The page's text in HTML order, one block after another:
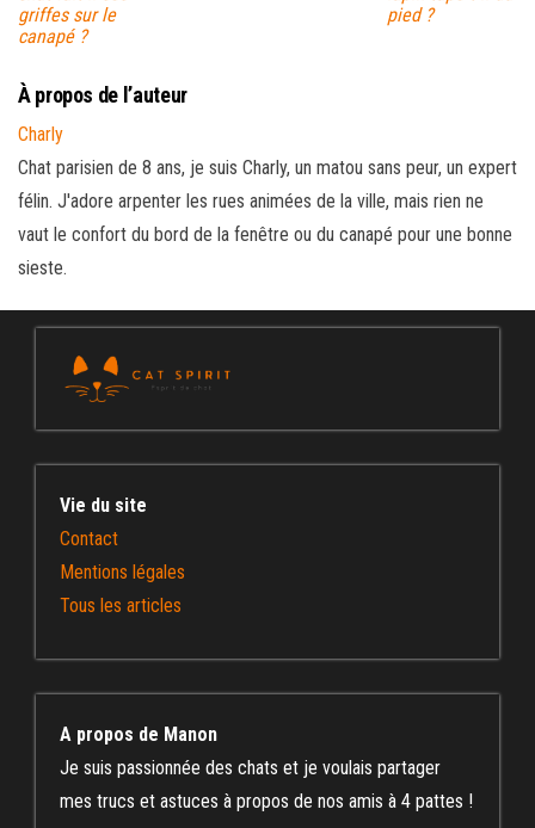
griffes sur le
canapé ?
pied ?
À propos de l’auteur
Charly
Chat parisien de 8 ans, je suis Charly, un matou sans peur, un expert
félin. J'adore arpenter les rues animées de la ville, mais rien ne
vaut le confort du bord de la fenêtre ou du canapé pour une bonne
sieste.
Vie du site
Contact
Mentions légales
Tous les articles
A propos de Manon
Je suis passionnée des chats et je voulais partager
mes trucs et astuces à propos de nos amis à 4 pattes !